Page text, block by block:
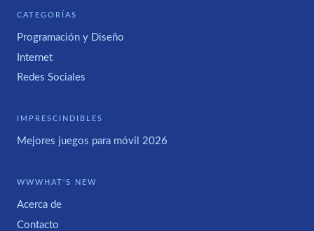
CATEGORÍAS
Programación y Diseño
Internet
Redes Sociales
IMPRESCINDIBLES
Mejores juegos para móvil 2026
WWWHAT'S NEW
Acerca de
Contacto